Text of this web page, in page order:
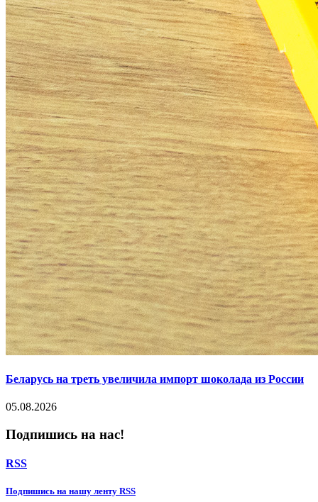
Беларусь на треть увеличила импорт шоколада из России
05.08.2026
Подпишись на нас!
RSS
Подпишиcь на нашу ленту RSS